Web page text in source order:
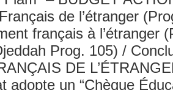
de l’étranger
français à l’étranger
Prog. 105) /
DE
adopte un “Chèque